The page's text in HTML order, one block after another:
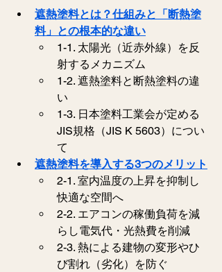
遮熱塗料とは？仕組みと「断熱塗
料」との根本的な違い
1-1. 太陽光（近赤外線）を反
射するメカニズム
1-2. 遮熱塗料と断熱塗料の違
い
1-3. 日本塗料工業会が定める
JIS規格（JIS K 5603）につい
て
遮熱塗料を導入する3つのメリット
2-1. 室内温度の上昇を抑制し
快適な空間へ
2-2. エアコンの稼働負荷を減
らし電気代・光熱費を削減
2-3. 熱による建物の変形やひ
び割れ（劣化）を防ぐ